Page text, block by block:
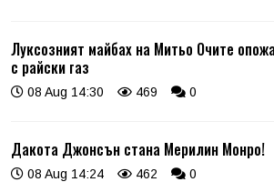
Луксозният майбах на Митьо Очите
с райски газ
08 Aug 14:30 469 0
Дакота Джонсън стана Мерилин Монро!
08 Aug 14:24 462 0